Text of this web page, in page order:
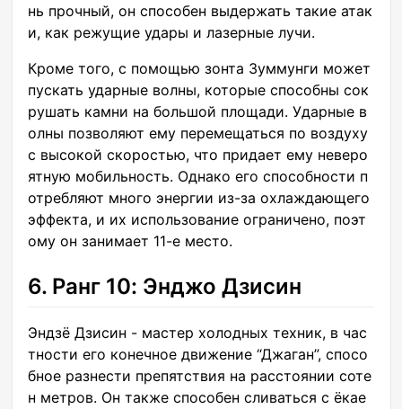
нь прочный, он способен выдержать такие атак
и, как режущие удары и лазерные лучи.
Кроме того, с помощью зонта Зуммунги может
пускать ударные волны, которые способны сок
рушать камни на большой площади. Ударные в
олны позволяют ему перемещаться по воздуху
с высокой скоростью, что придает ему неверо
ятную мобильность. Однако его способности п
отребляют много энергии из-за охлаждающего
эффекта, и их использование ограничено, поэт
ому он занимает 11-е место.
6. Ранг 10: Энджо Дзисин
Эндзё Дзисин - мастер холодных техник, в час
тности его конечное движение “Джаган”, спосо
бное разнести препятствия на расстоянии соте
н метров. Он также способен сливаться с ёкае